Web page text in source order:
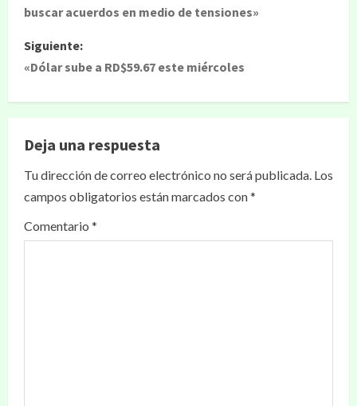
buscar acuerdos en medio de tensiones»
Siguiente:
«Dólar sube a RD$59.67 este miércoles
Deja una respuesta
Tu dirección de correo electrónico no será publicada. Los
campos obligatorios están marcados con*
Comentario *